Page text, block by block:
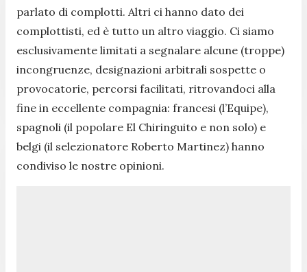
parlato di complotti. Altri ci hanno dato dei
complottisti, ed è tutto un altro viaggio. Ci siamo
esclusivamente limitati a segnalare alcune (troppe)
incongruenze, designazioni arbitrali sospette o
provocatorie, percorsi facilitati, ritrovandoci alla
fine in eccellente compagnia: francesi (l’Equipe),
spagnoli (il popolare El Chiringuito e non solo) e
belgi (il selezionatore Roberto Martinez) hanno
condiviso le nostre opinioni.